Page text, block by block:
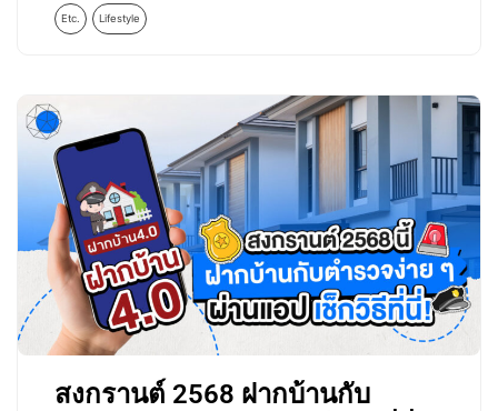
Etc. Lifestyle
สงกรานต์ 2568 ฝากบ้านกับ